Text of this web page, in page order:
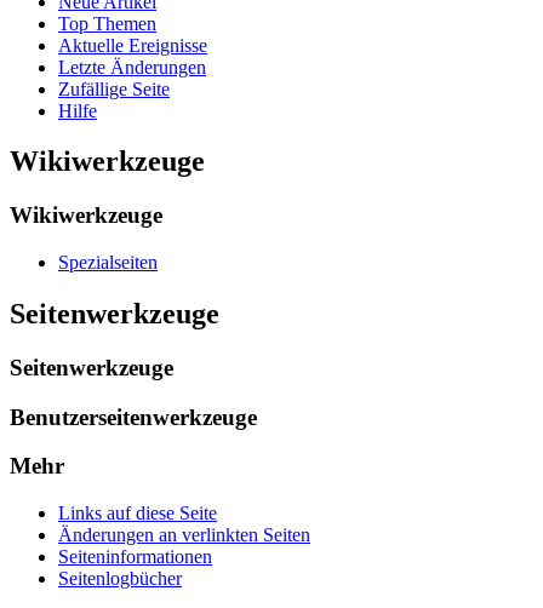
Top Themen
Aktuelle Ereignisse
Letzte Änderungen
Zufällige Seite
Hilfe
Wikiwerkzeuge
Wikiwerkzeuge
Spezialseiten
Seitenwerkzeuge
Seitenwerkzeuge
Benutzerseitenwerkzeuge
Mehr
Links auf diese Seite
Änderungen an verlinkten Seiten
Seiten­informationen
Seitenlogbücher